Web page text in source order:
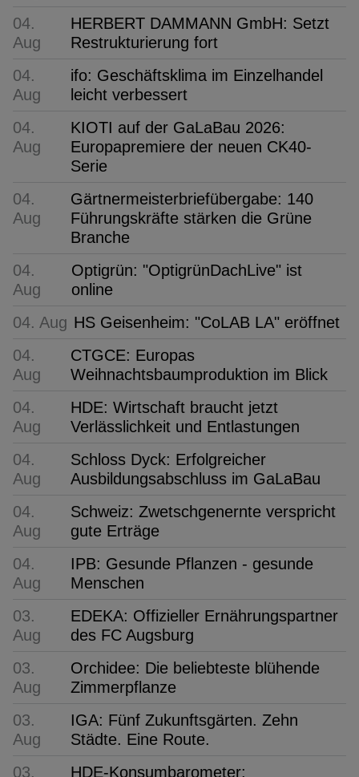
04.
Aug
HERBERT DAMMANN GmbH: Setzt
Restrukturierung fort
04.
Aug
ifo: Geschäftsklima im Einzelhandel
leicht verbessert
04.
Aug
KIOTI auf der GaLaBau 2026:
Europapremiere der neuen CK40-
Serie
04.
Aug
Gärtnermeisterbriefübergabe: 140
Führungskräfte stärken die Grüne
Branche
04.
Aug
Optigrün: "OptigrünDachLive" ist
online
04. Aug HS Geisenheim: "CoLAB LA" eröffnet
04.
Aug
CTGCE: Europas
Weihnachtsbaumproduktion im Blick
04.
Aug
HDE: Wirtschaft braucht jetzt
Verlässlichkeit und Entlastungen
04.
Aug
Schloss Dyck: Erfolgreicher
Ausbildungsabschluss im GaLaBau
04.
Aug
Schweiz: Zwetschgenernte verspricht
gute Erträge
04.
Aug
IPB: Gesunde Pflanzen - gesunde
Menschen
03.
Aug
EDEKA: Offizieller Ernährungspartner
des FC Augsburg
03.
Aug
Orchidee: Die beliebteste blühende
Zimmerpflanze
03.
Aug
IGA: Fünf Zukunftsgärten. Zehn
Städte. Eine Route.
03.
HDE-Konsumbarometer: